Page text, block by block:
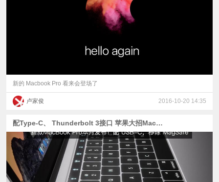
新的 Macbook Pro 看来会登场了
卢家俊 2016-10-20 14:35
配Type-C、 Thunderbolt 3接口 苹果大招MacBook Pro本月亮相